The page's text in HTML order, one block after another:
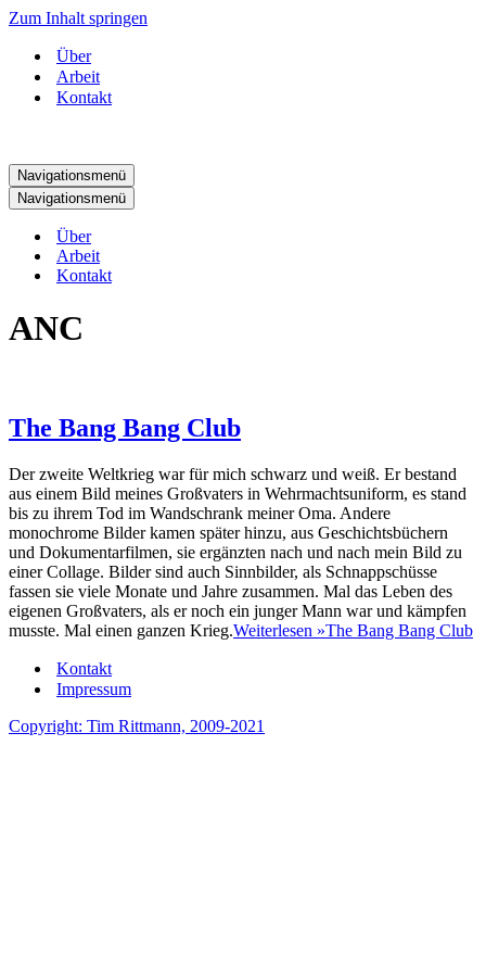
Zum Inhalt springen
Über
Arbeit
Kontakt
Navigationsmenü
Navigationsmenü
Über
Arbeit
Kontakt
ANC
The Bang Bang Club
Der zweite Weltkrieg war für mich schwarz und weiß. Er bestand
aus einem Bild meines Großvaters in Wehrmachtsuniform, es stand
bis zu ihrem Tod im Wandschrank meiner Oma. Andere
monochrome Bilder kamen später hinzu, aus Geschichtsbüchern
und Dokumentarfilmen, sie ergänzten nach und nach mein Bild zu
einer Collage. Bilder sind auch Sinnbilder, als Schnappschüsse
fassen sie viele Monate und Jahre zusammen. Mal das Leben des
eigenen Großvaters, als er noch ein junger Mann war und kämpfen
musste. Mal einen ganzen Krieg.Weiterlesen »The Bang Bang Club
Kontakt
Impressum
Copyright: Tim Rittmann, 2009-2021